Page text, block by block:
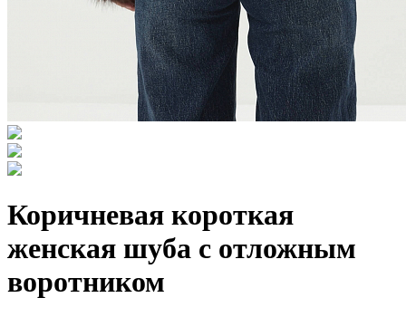
Коричневая короткая
женская шуба с отложным
воротником